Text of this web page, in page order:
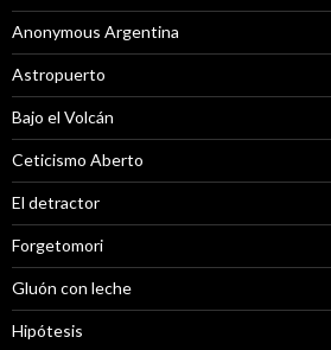
Anonymous Argentina
Astropuerto
Bajo el Volcán
Ceticismo Aberto
El detractor
Forgetomori
Gluón con leche
Hipótesis